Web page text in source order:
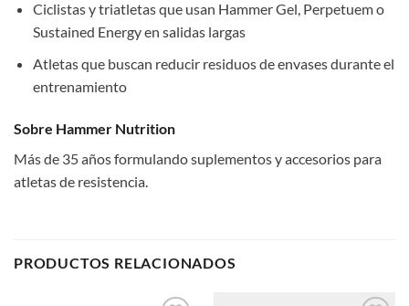
Ciclistas y triatletas que usan Hammer Gel, Perpetuem o
Sustained Energy en salidas largas
Atletas que buscan reducir residuos de envases durante el
entrenamiento
Sobre Hammer Nutrition
Más de 35 años formulando suplementos y accesorios para
atletas de resistencia.
PRODUCTOS RELACIONADOS